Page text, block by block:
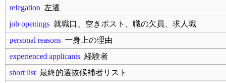
relegation 左遷
job openings 就職口、空きポスト、職の欠員、求人職
personal reasons 一身上の理由
experienced applicants 経験者
short list 最終的選抜候補者リスト